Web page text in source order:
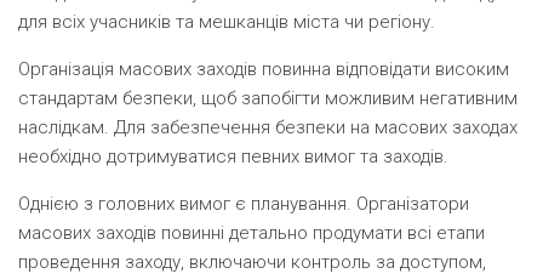
для всіх учасників та мешканців міста чи регіону.
Організація масових заходів повинна відповідати високим
стандартам безпеки, щоб запобігти можливим негативним
наслідкам. Для забезпечення безпеки на масових заходах
необхідно дотримуватися певних вимог та заходів.
Однією з головних вимог є планування. Організатори
масових заходів повинні детально продумати всі етапи
проведення заходу, включаючи контроль за доступом,